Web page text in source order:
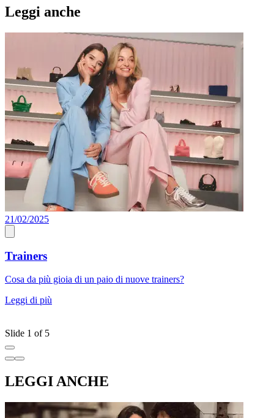
Leggi anche
21/02/2025
Trainers
Cosa da più gioia di un paio di nuove trainers?
Leggi di più
Slide 1 of 5
LEGGI ANCHE